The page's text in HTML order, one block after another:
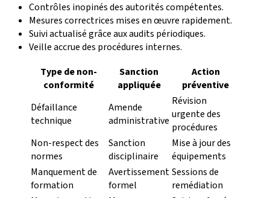
Contrôles inopinés des autorités compétentes.
Mesures correctrices mises en œuvre rapidement.
Suivi actualisé grâce aux audits périodiques.
Veille accrue des procédures internes.
Type de non-
conformité
Sanction
appliquée
Action
préventive
Défaillance
technique
Amende
administrative
Révision
urgente des
procédures
Non-respect des
normes
Sanction
disciplinaire
Mise à jour des
équipements
Manquement de
formation
Avertissement
formel
Sessions de
remédiation